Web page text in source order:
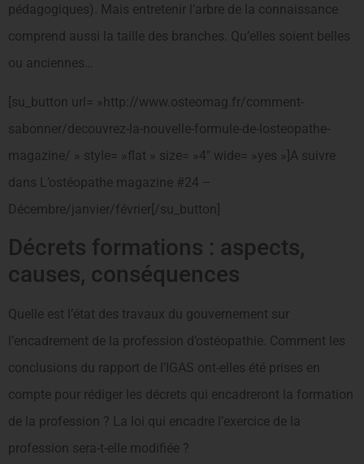
pédagogiques). Mais entretenir l’arbre de la connaissance
comprend aussi la taille des branches. Qu’elles soient belles
ou anciennes…
[su_button url= »http://www.osteomag.fr/comment-
sabonner/decouvrez-la-nouvelle-formule-de-losteopathe-
magazine/ » style= »flat » size= »4″ wide= »yes »]A suivre
dans L’ostéopathe magazine #24 –
Décembre/janvier/février[/su_button]
Décrets formations : aspects,
causes, conséquences
Quelle est l’état des travaux du gouvernement sur
l’encadrement de la profession d’ostéopathie. Comment les
conclusions du rapport de l’IGAS ont-elles été prises en
compte pour rédiger les décrets qui encadreront la formation
de la profession ? La loi qui encadre l’exercice de la
profession sera-t-elle modifiée ?